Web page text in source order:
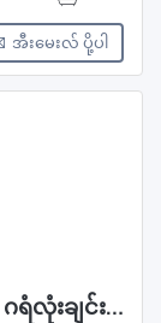
အီးမေးလ် ပို့ပါ
ရန်ကင်း, ဘောက်ထော်, နေရာကောင်း, ဂရံလုံးချင်းအရောင်း